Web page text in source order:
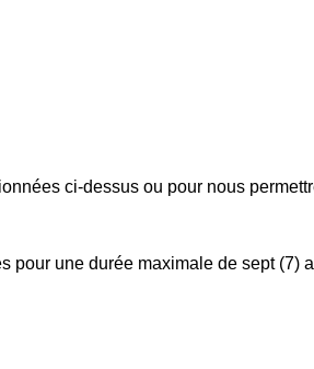
ci-dessus ou pour nous
une durée maximale de sept (7)